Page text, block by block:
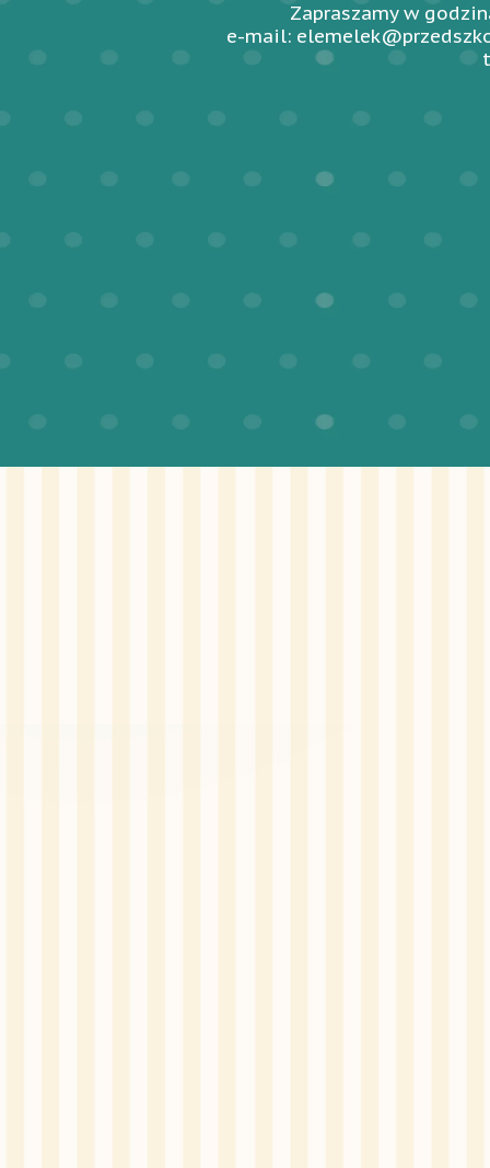
Zapraszamy w
e-mail: